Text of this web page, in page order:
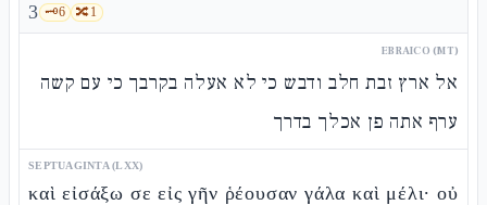
3 🗝️6 🔀1
EBRAICO (MT)
אל ארץ זבת חלב ודבש כי לא אעלה בקרבך כי עם קשה
ערף אתה פן אכלך בדרך
SEPTUAGINTA (LXX)
καὶ εἰσάξω σε εἰς γῆν ῥέουσαν γάλα καὶ μέλι· οὐ